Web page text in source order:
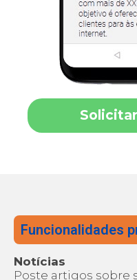
Funcionalidades
Notícias
Poste artigos